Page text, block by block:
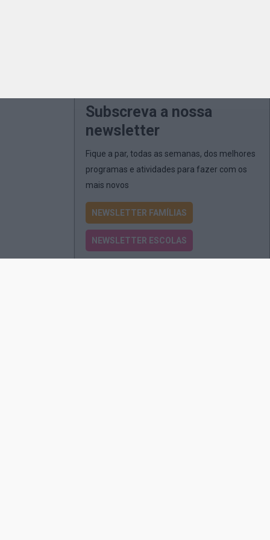
Subscreva a nossa
newsletter
Fique a par, todas as semanas, dos melhores
programas e atividades para fazer com os
mais novos
NEWSLETTER FAMÍLIAS
NEWSLETTER ESCOLAS